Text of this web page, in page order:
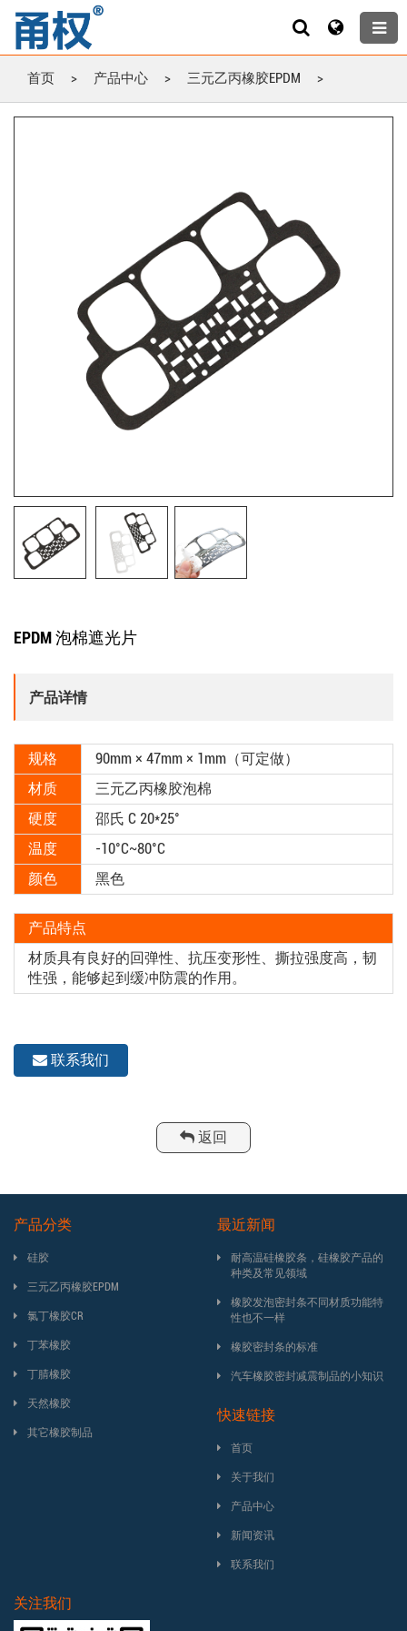
首页 > 产品中心 > 三元乙丙橡胶EPDM >
EPDM 泡棉遮光片
产品详情
规格
90mm × 47mm × 1mm（可定做）
材质
三元乙丙橡胶泡棉
硬度
邵氏 C 20*25°
温度
-10°C~80°C
颜色
黑色
产品特点
材质具有良好的回弹性、抗压变形性、撕拉强度高，韧
性强，能够起到缓冲防震的作用。
联系我们
返回
产品分类
硅胶
三元乙丙橡胶EPDM
氯丁橡胶CR
丁苯橡胶
丁腈橡胶
天然橡胶
其它橡胶制品
最近新闻
耐高温硅橡胶条，硅橡胶产品的
种类及常见领域
橡胶发泡密封条不同材质功能特
性也不一样
橡胶密封条的标准
汽车橡胶密封减震制品的小知识
快速链接
首页
关于我们
产品中心
新闻资讯
联系我们
关注我们